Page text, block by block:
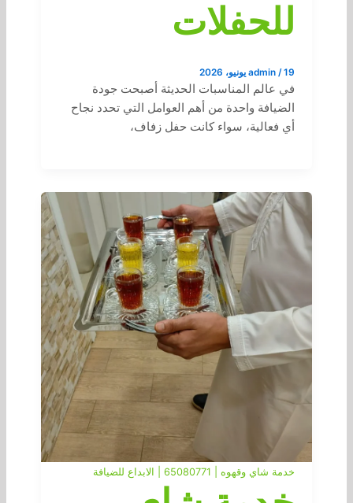
للحفلات
admin /19 يونيو، 2026
في عالم المناسبات الحديثة أصبحت جودة
الضيافة واحدة من أهم العوامل التي تحدد نجاح
أي فعالية، سواء كانت حفل زفاف،
خدمة شاي وقهوه | 65080771 | الابداع للضيافة